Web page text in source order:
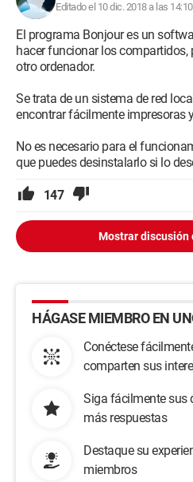
Editado el 10 dic. 2018 a las 14:10
El programa Bonjour es un
hacer funcionar los compartidos,
otro ordenador.
Se trata de un sistema de red
encontrar fácilmente impresoras
No es necesario para el
que puedes desinstalarlo si lo
147
Mostrar discusión
HÁGASE MIEMBRO EN
Conéctese
comparten sus
Siga fácilmente sus
más respuestas
Destaque su
miembros